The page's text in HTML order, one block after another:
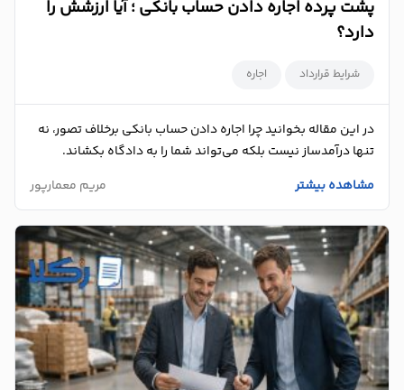
پشت پرده اجاره دادن حساب بانکی ؛ آیا ارزشش را
دارد؟
شرایط قرارداد اجاره
در این مقاله بخوانید چرا اجاره دادن حساب بانکی برخلاف تصور، نه‌
تنها درآمدساز نیست بلکه می‌تواند شما را به دادگاه بکشاند.
مشاهده بیشتر
مریم معمارپور